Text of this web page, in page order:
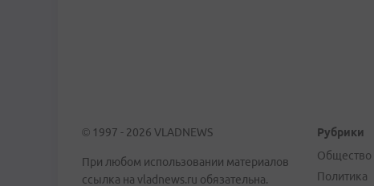
© 1997 - 2026 VLADNEWS
При любом использовании материалов
ссылка на vladnews.ru обязательна.
Рубрики
Общество
Политика